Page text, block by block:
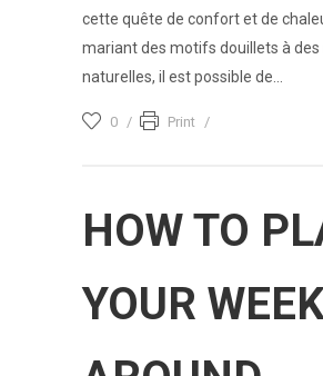
cette quête de confort et de
mariant des motifs douillets à
naturelles, il est possible de...
0 Print
HOW TO
YOUR